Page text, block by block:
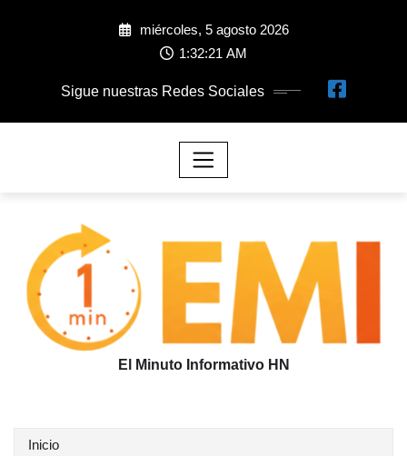
miércoles, 5 agosto 2026
1:32:22 AM
Sigue nuestras Redes Sociales
El Minuto Informativo HN
Inicio